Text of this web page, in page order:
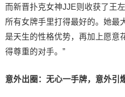
而新晋扑克女神JJE则收获了王
所有女牌手里打得最好的。她最
是天生的性格优势，再加上愿意
得尊重的对手。”
意外出圈：无心一手牌，意外引